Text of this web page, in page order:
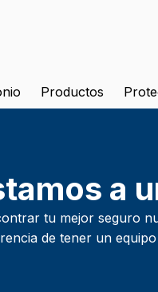
Productos
a
tu mejor seguro
de tener un